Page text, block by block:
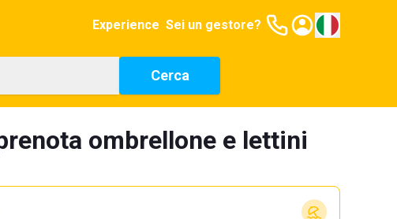
Experience Sei un gestore?
Cerca
ombrellone e lettini